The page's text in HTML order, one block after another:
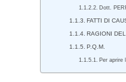
Dott.
FATTI DI
RAGIONI
P.Q.M.
Per aprire